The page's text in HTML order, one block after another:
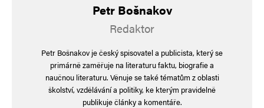
Navigace pro komentáře
Starší komentáře
Napsat komentář
Vaše e-mailová adresa nebude zveřejněna. Vyžadované informace jsou
Petr Bošnakov
Redaktor
Petr Bošnakov je český spisovatel a publicista, který se
primárně zaměřuje na literaturu faktu, biografie a
naučnou literaturu. Věnuje se také tématům z oblasti
školství, vzdělávání a politiky, ke kterým pravidelně
publikuje články a komentáře.